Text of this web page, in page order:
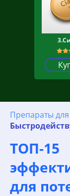
Препараты
ТОП-
для